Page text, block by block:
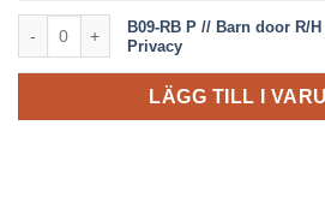
B09-RB P // Barn door R/H Privacy mängd
B09-RB P // Barn door R/H
Privacy
LÄGG TILL I